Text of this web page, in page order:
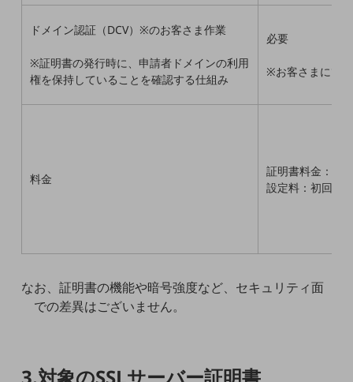
モビリティ
製造・建設業
おすすめの機種、料金やサービスをご紹介
データ通信製品
ドメイン認証（DCV）※のお客さま作業
※証明書の発行時に、申請者ドメインの利用
権を保持していることを確認する仕組み
必要
※お客さまにて
料金
証明書料金：月
設定料：初回設
なお、証明書の機能や暗号強度など、セキュリティ面
での差異はございません。